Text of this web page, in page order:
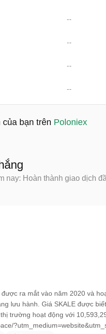
--
--
--
--
của bạn trên Poloniex
nay: Hoàn thành giao dịch
ra mắt vào năm 2020 và
lưu hành. Giá SKALE được
trường hoạt động với